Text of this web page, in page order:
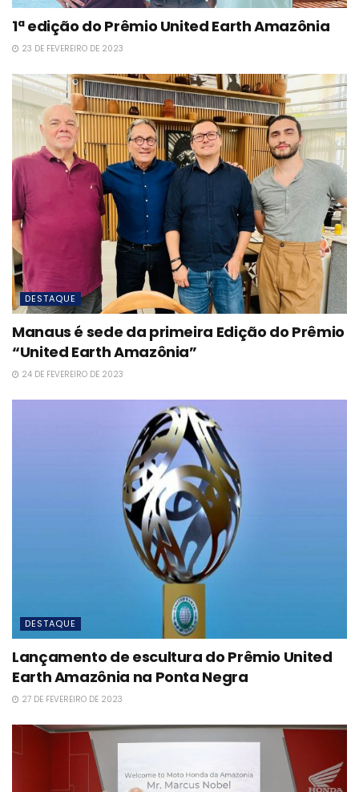
1ª edição do Prêmio United Earth Amazônia
23 DE FEVEREIRO DE 2023
DESTAQUE
Manaus é sede da primeira Edição do Prêmio
“United Earth Amazônia”
24 DE FEVEREIRO DE 2023
DESTAQUE
Lançamento de escultura do Prêmio United
Earth Amazônia na Ponta Negra
27 DE FEVEREIRO DE 2023